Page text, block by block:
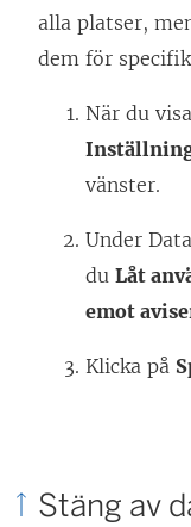
alla platser,
dem för
När du
vänster.
Under
du Låt
emot
Klicka på
Stäng av